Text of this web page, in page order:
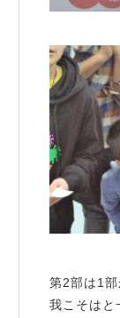
第2部は1
我こそはと